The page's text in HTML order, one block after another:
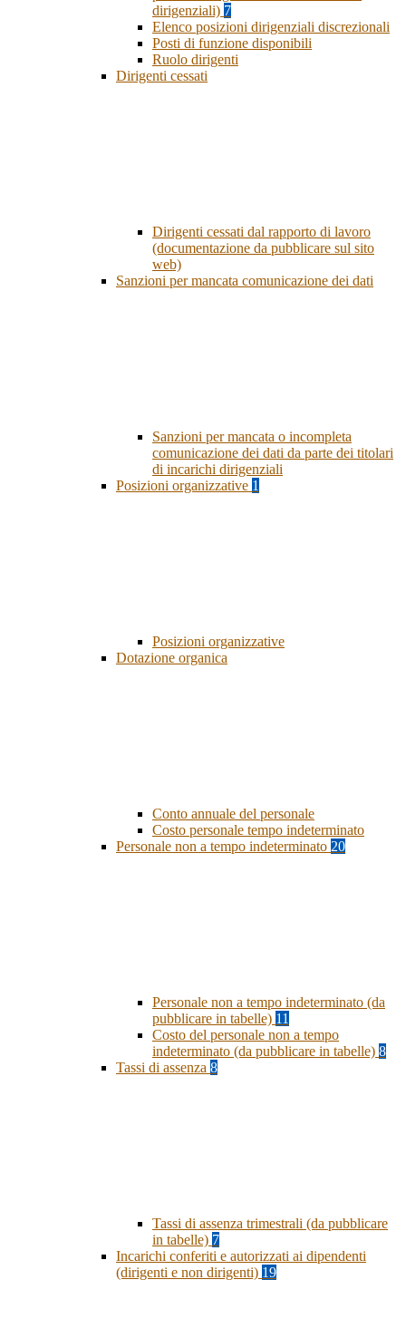
dirigenziali) 7
Elenco posizioni dirigenziali discrezionali
Posti di funzione disponibili
Ruolo dirigenti
Dirigenti cessati
Dirigenti cessati dal rapporto di lavoro
(documentazione da pubblicare sul sito
web)
Sanzioni per mancata comunicazione dei dati
Sanzioni per mancata o incompleta
comunicazione dei dati da parte dei titolari
di incarichi dirigenziali
Posizioni organizzative 1
Posizioni organizzative
Dotazione organica
Conto annuale del personale
Costo personale tempo indeterminato
Personale non a tempo indeterminato 20
Personale non a tempo indeterminato (da
pubblicare in tabelle) 11
Costo del personale non a tempo
indeterminato (da pubblicare in tabelle) 8
Tassi di assenza 8
Tassi di assenza trimestrali (da pubblicare
in tabelle) 7
Incarichi conferiti e autorizzati ai dipendenti
(dirigenti e non dirigenti) 19